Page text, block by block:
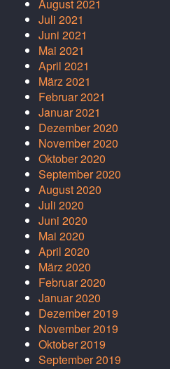
August 2021
Juli 2021
Juni 2021
Mai 2021
April 2021
März 2021
Februar 2021
Januar 2021
Dezember 2020
November 2020
Oktober 2020
September 2020
August 2020
Juli 2020
Juni 2020
Mai 2020
April 2020
März 2020
Februar 2020
Januar 2020
Dezember 2019
November 2019
Oktober 2019
September 2019